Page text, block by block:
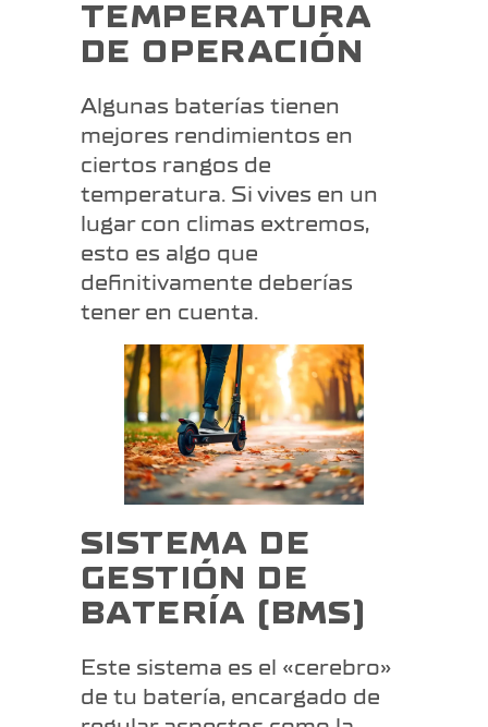
TEMPERATURA
DE OPERACIÓN
Algunas baterías tienen
mejores rendimientos en
ciertos rangos de
temperatura. Si vives en un
lugar con climas extremos,
esto es algo que
definitivamente deberías
tener en cuenta.
SISTEMA DE
GESTIÓN DE
BATERÍA (BMS)
Este sistema es el «cerebro»
de tu batería, encargado de